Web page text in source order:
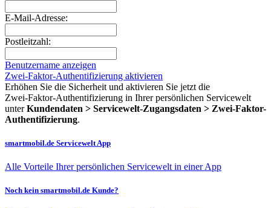
E-Mail-Adresse:
Postleitzahl:
Benutzername anzeigen
Zwei-Faktor-Authentifizierung aktivieren
Erhöhen Sie die Sicherheit und aktivieren Sie jetzt die
Zwei‑Faktor‑Authentifizierung in Ihrer persönlichen Servicewelt
unterKundendaten > Servicewelt-Zugangsdaten > Zwei-Faktor-
Authentifizierung.
smartmobil.de Servicewelt App
Alle Vorteile Ihrer persönlichen Servicewelt in einer App
Noch kein smartmobil.de Kunde?